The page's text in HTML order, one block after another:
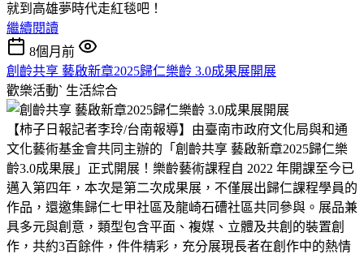
就到高雄夢時代走紅毯吧！
繼續閱讀
8個月前
創齡共享 藝啟新章2025歸仁樂齡 3.0成果展開展
歡樂活動ˋ 生活綜合
【柿子日報記者李玲/台南報導】由臺南市政府文化局與和通
文化藝術基金會共同主辦的「創齡共享 藝啟新章2025歸仁樂
齡3.0成果展」正式開展！樂齡藝術課程自 2022 年開課至今已
邁入第四年，本次是第二次成果展，不僅展出歸仁課程學員的
作品，還邀集歸仁七甲社區及龍崎石𥕢社區共同參與。展品兼
具多元與創意，類型包含平面、複媒、立體及共創的裝置創
作，共約3百餘件，件件精彩，充分展現長者在創作中的熱情